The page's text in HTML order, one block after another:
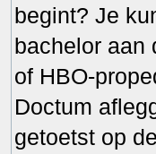
begint? Je
bachelor aan
of HBO-
Doctum
getoetst op